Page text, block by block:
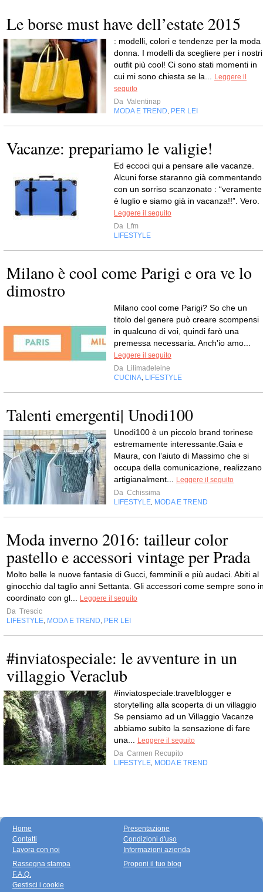
Le borse must have dell’estate 2015
: modelli, colori e tendenze per la moda
donna. I modelli da scegliere per i nostri
outfit più cool! Ci sono stati momenti in
cui mi sono chiesta se la...
Leggere il
seguito
Da Valentinap
MODA E TREND
PER LEI
Vacanze: prepariamo le valigie!
Ed eccoci qui a pensare alle vacanze.
Alcuni forse staranno già commentando
con un sorriso scanzonato : “veramente
è luglio e siamo già in vacanza!!”. Vero.
Leggere il seguito
Da Lfm
LIFESTYLE
Milano è cool come Parigi e ora ve lo
dimostro
Milano cool come Parigi? So che un
titolo del genere può creare scompensi
in qualcuno di voi, quindi farò una
premessa necessaria. Anch'io amo...
Leggere il seguito
Da Lilimadeleine
CUCINA LIFESTYLE
Talenti emergenti| Unodi100
Unodi100 è un piccolo brand torinese
estremamente interessante.Gaia e
Maura, con l’aiuto di Massimo che si
occupa della comunicazione, realizzano
artigianalment...
Leggere il seguito
Da Cchissima
LIFESTYLE MODA E TREND
Moda inverno 2016: tailleur color
pastello e accessori vintage per Prada
Molto belle le nuove fantasie di Gucci, femminili e più audaci. Abiti al
ginocchio dal taglio anni Settanta. Gli accessori come sempre sono
coordinato con gl...
Leggere il seguito
Da Trescic
LIFESTYLE MODA E TREND PER LEI
#inviatospeciale: le avventure in un
villaggio Veraclub
#inviatospeciale:travelblogger e
storytelling alla scoperta di un villaggio
Se pensiamo ad un Villaggio Vacanze
abbiamo subito la sensazione di fare
una...
Leggere il seguito
Da Carmen Recupito
LIFESTYLE MODA E TREND
Home
Contatti
Lavora con noi
Presentazione
Condizioni d'uso
Informazioni azienda
Rassegna stampa
F.A.Q.
Gestisci i cookie
Proponi il tuo blog